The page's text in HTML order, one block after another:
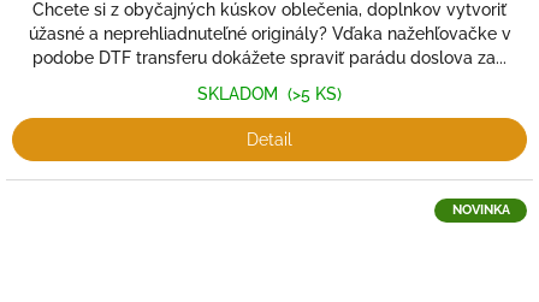
Chcete si z obyčajných kúskov oblečenia, doplnkov vytvoriť
úžasné a neprehliadnuteľné originály? Vďaka nažehľovačke v
podobe DTF transferu dokážete spraviť parádu doslova za...
SKLADOM (>5 KS)
Detail
NOVINKA